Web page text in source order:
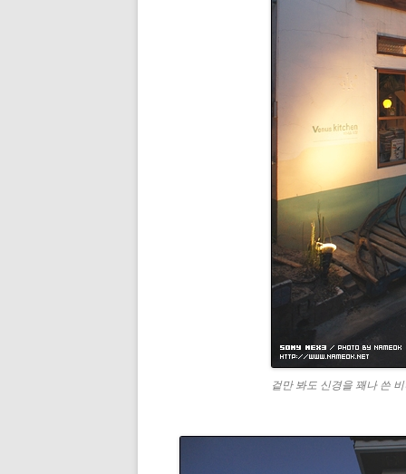
겉만 봐도 신경을 꽤나 쓴